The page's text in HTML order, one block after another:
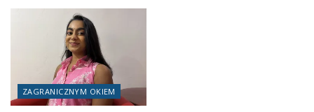
ZAGRANICZNYM OKIEM